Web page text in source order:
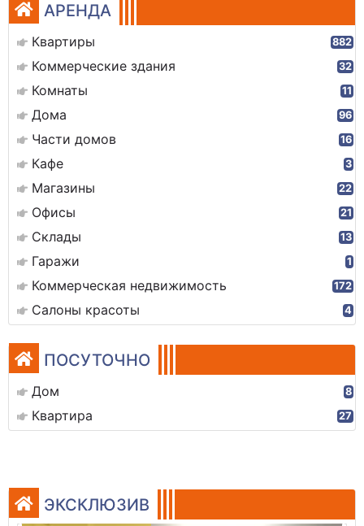
АРЕНДА
Квартиры 882
Коммерческие здания 32
Комнаты 11
Дома 96
Части домов 16
Кафе 3
Магазины 22
Офисы 21
Склады 13
Гаражи 1
Коммерческая недвижимость 172
Салоны красоты 4
ПОСУТОЧНО
Дом 8
Квартира 27
ЭКСКЛЮЗИВ